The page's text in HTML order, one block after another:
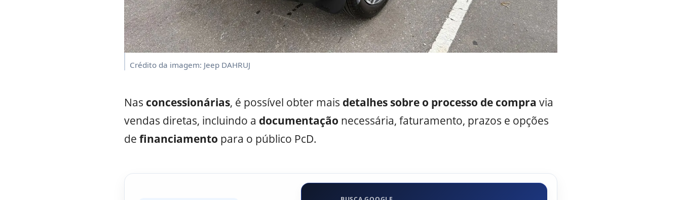
Crédito da imagem: Jeep DAHRUJ
Nas concessionárias, é possível obter mais detalhes sobre o processo de compra via
vendas diretas, incluindo a documentação necessária, faturamento, prazos e opções
de financiamento para o público PcD.